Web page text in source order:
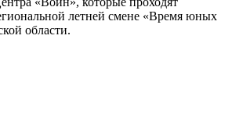
летней смене «Время юных
области.